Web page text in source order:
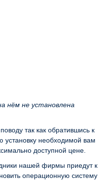
нём не установлена
так как обратившись к
установку необходимой вам
доступной цене.
нашей фирмы приедут к
операционную систему